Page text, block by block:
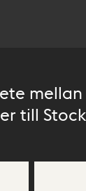
till